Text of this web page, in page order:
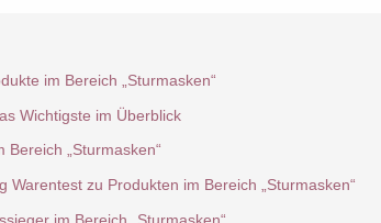
im Bereich „Sturmasken“
Wichtigste im Überblick
Bereich „Sturmasken“
Warentest zu Produkten im Bereich „Sturmasken“
im Bereich „Sturmasken“